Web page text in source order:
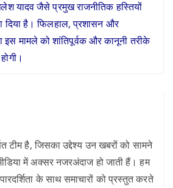
यादव जैसे प्रमुख राजनीतिक हस्तियों
है। फिलहाल, प्रशासन और
इस मामले को शांतिपूर्वक और कानूनी तरीके
टीम है, जिसका उद्देश्य उन खबरों को सामने
में अक्सर नजरअंदाज हो जाती हैं। हम
के साथ समाचारों को प्रस्तुत करते